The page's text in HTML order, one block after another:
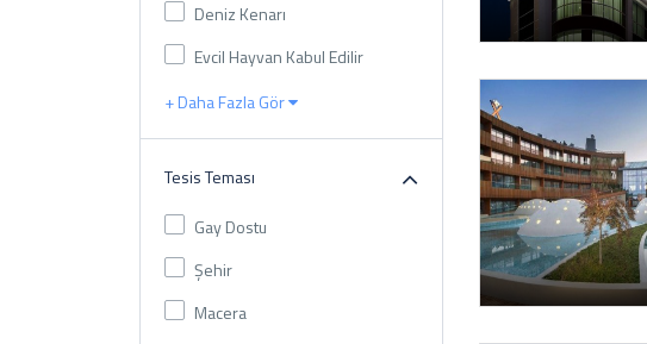
Deniz Kenarı
Evcil Hayvan Kabul Edilir
+ Daha Fazla Gör
Tesis Teması
Gay Dostu
Şehir
Macera